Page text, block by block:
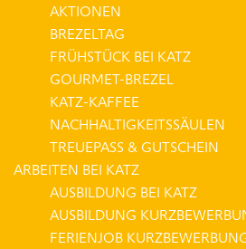
AKTIONEN
BREZELTAG
FRÜHSTÜCK BEI KATZ
GOURMET-BREZEL
KATZ-KAFFEE
NACHHALTIGKEITSSÄULEN
TREUEPASS & GUTSCHEIN
ARBEITEN BEI KATZ
AUSBILDUNG BEI KATZ
AUSBILDUNG
FERIENJOB